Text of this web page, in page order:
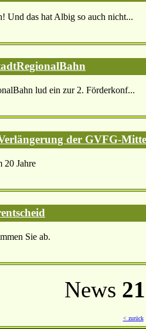
Und das hat Albig so auch nicht...
lud ein zur 2. Förderkonf...
der GVFG-
20 Jahre
Sie ab.
News
< zurück